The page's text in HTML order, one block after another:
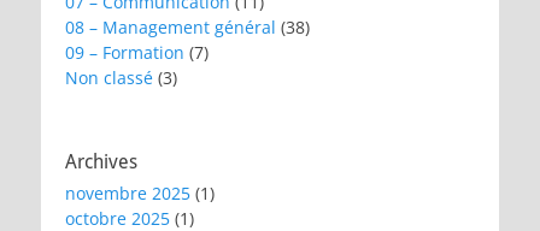
08 – Management général (38)
09 – Formation (7)
Non classé (3)
Archives
novembre 2025 (1)
octobre 2025 (1)